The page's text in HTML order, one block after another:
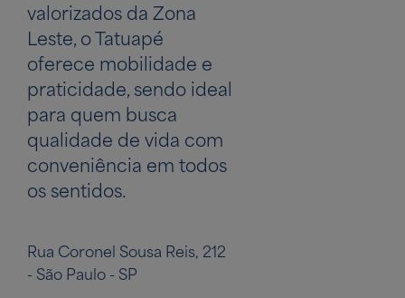
valorizados da Zona
Leste, o Tatuapé
oferece mobilidade e
praticidade, sendo ideal
para quem busca
qualidade de vida com
conveniência em todos
os sentidos.
Rua Coronel Sousa Reis, 212
- São Paulo - SP